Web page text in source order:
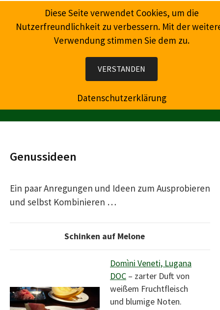
Inhalt
Wein, Champagner, Prosecco, Feinkost, Präsente
Genussideen
Ein paar Anregungen und Ideen zum Ausprobieren
und selbst Kombinieren …
Schinken auf Melone
Domìni Veneti, Lugana
DOC – zarter Duft von
weißem Fruchtfleisch
und blumige Noten.
Diese Seite verwendet Cookies, um die
Nutzerfreundlichkeit zu verbessern. Mit der
Verwendung stimmen Sie dem zu.
VERSTANDEN
Datenschutzerklärung